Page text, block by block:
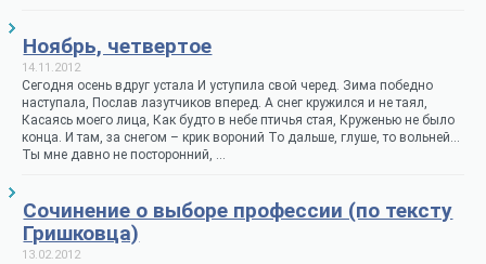
Ноябрь, четвертое
14.11.2012
Сегодня осень вдруг устала И уступила свой черед. Зима победно
наступала, Послав лазутчиков вперед. А снег кружился и не таял,
Касаясь моего лица, Как будто в небе птичья стая, Круженью не было
конца. И там, за снегом – крик вороний То дальше, глуше, то вольней…
Ты мне давно не посторонний, …
Сочинение о выборе профессии (по тексту
Гришковца)
13.02.2012